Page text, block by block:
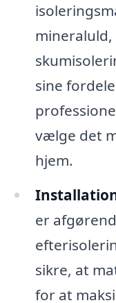
sine
vælge det
hjem.
er
sikre, at
for at